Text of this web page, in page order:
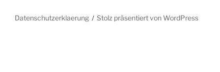
Datenschutzerklaerung Stolz präsentiert von WordPress